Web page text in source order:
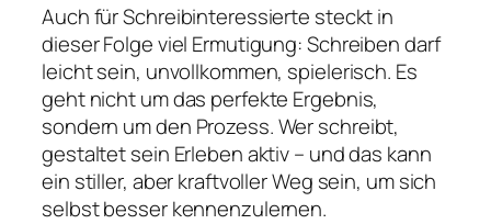
Auch für Schreibinteressierte steckt in
dieser Folge viel Ermutigung: Schreiben darf
leicht sein, unvollkommen, spielerisch. Es
geht nicht um das perfekte Ergebnis,
sondern um den Prozess. Wer schreibt,
gestaltet sein Erleben aktiv – und das kann
ein stiller, aber kraftvoller Weg sein, um sich
selbst besser kennenzulernen.